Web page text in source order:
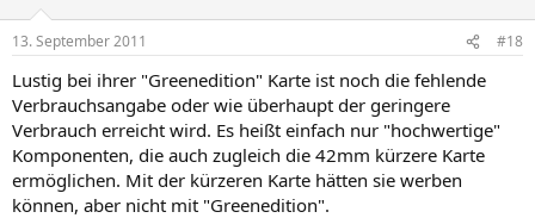
13. September 2011 #18
Lustig bei ihrer "Greenedition" Karte ist noch die fehlende
Verbrauchsangabe oder wie überhaupt der geringere
Verbrauch erreicht wird. Es heißt einfach nur "hochwertige"
Komponenten, die auch zugleich die 42mm kürzere Karte
ermöglichen. Mit der kürzeren Karte hätten sie werben
können, aber nicht mit "Greenedition".